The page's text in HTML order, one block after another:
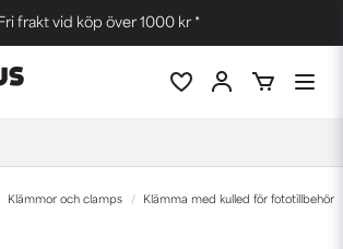
Fri frakt vid köp över 1000 kr *
Klämmor och clamps Klämma med kulled för fototillbehör